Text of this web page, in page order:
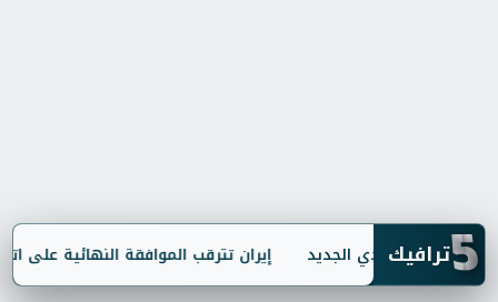
5ترافيك إيران تترقب الموافقة النهائية على